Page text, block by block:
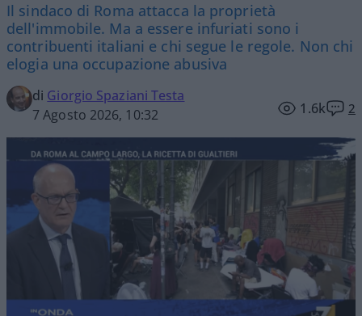
Il sindaco di Roma attacca la proprietà
dell'immobile. Ma a essere infuriati sono i
contribuenti italiani e chi segue le regole. Non chi
elogia una occupazione abusiva
di Giorgio Spaziani Testa
7 Agosto 2026, 10:32
1.6k 2